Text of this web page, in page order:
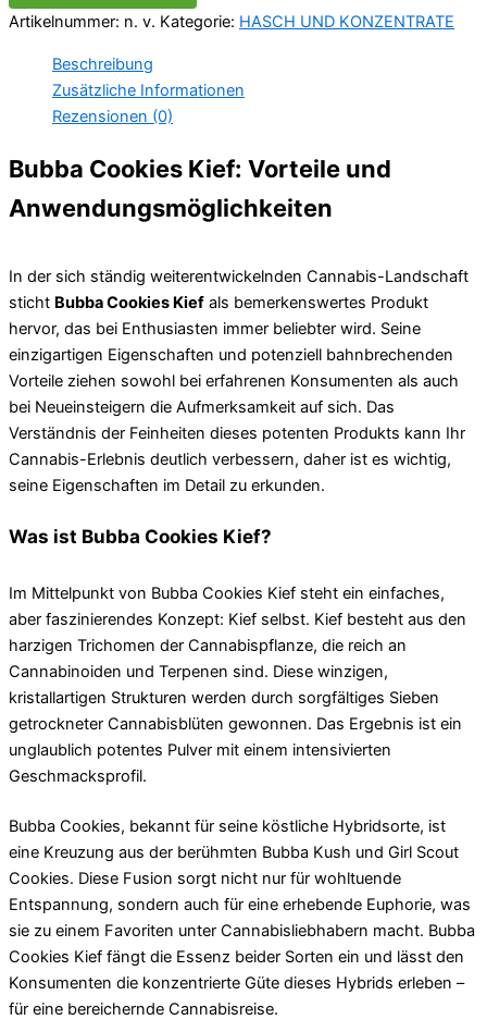
Artikelnummer: n. v. Kategorie: HASCH UND KONZENTRATE
Beschreibung
Zusätzliche Informationen
Rezensionen (0)
Bubba Cookies Kief: Vorteile und
Anwendungsmöglichkeiten
In der sich ständig weiterentwickelnden Cannabis-Landschaft
sticht Bubba Cookies Kief als bemerkenswertes Produkt
hervor, das bei Enthusiasten immer beliebter wird. Seine
einzigartigen Eigenschaften und potenziell bahnbrechenden
Vorteile ziehen sowohl bei erfahrenen Konsumenten als auch
bei Neueinsteigern die Aufmerksamkeit auf sich. Das
Verständnis der Feinheiten dieses potenten Produkts kann Ihr
Cannabis-Erlebnis deutlich verbessern, daher ist es wichtig,
seine Eigenschaften im Detail zu erkunden.
Was ist Bubba Cookies Kief?
Im Mittelpunkt von Bubba Cookies Kief steht ein einfaches,
aber faszinierendes Konzept: Kief selbst. Kief besteht aus den
harzigen Trichomen der Cannabispflanze, die reich an
Cannabinoiden und Terpenen sind. Diese winzigen,
kristallartigen Strukturen werden durch sorgfältiges Sieben
getrockneter Cannabisblüten gewonnen. Das Ergebnis ist ein
unglaublich potentes Pulver mit einem intensivierten
Geschmacksprofil.
Bubba Cookies, bekannt für seine köstliche Hybridsorte, ist
eine Kreuzung aus der berühmten Bubba Kush und Girl Scout
Cookies. Diese Fusion sorgt nicht nur für wohltuende
Entspannung, sondern auch für eine erhebende Euphorie, was
sie zu einem Favoriten unter Cannabisliebhabern macht. Bubba
Cookies Kief fängt die Essenz beider Sorten ein und lässt den
Konsumenten die konzentrierte Güte dieses Hybrids erleben –
für eine bereichernde Cannabisreise.